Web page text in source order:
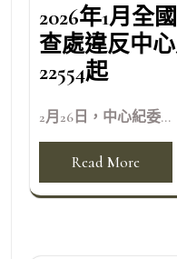
2026年1月全
查處違反中
22554起
2月26日，中心紀委...
Read More